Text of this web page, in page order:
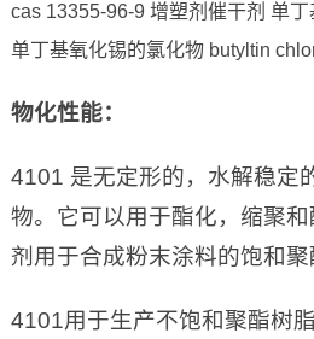
cas 13355-96-9 增塑剂催干剂 单
单丁基氧化锡的氯化物 butyltin
物化性能：
4101 是无定形的，水解稳定
物。它可以用于酯化，缩聚
剂用于合成粉末涂料的饱和聚
4101用于生产不饱和聚酯树